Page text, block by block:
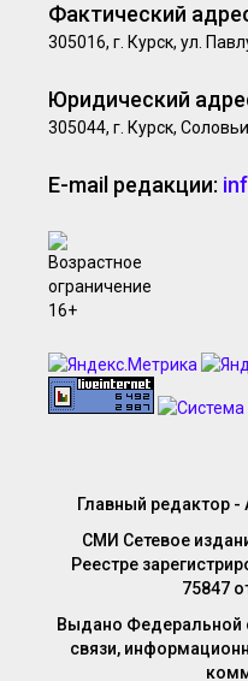
Фактический
305016, г. Курск, ул.
Юридический
305044, г. Курск,
E-mail редакции:
Главный редактор
СМИ Сетевое
Реестре
75847
Выдано Федеральной
связи,